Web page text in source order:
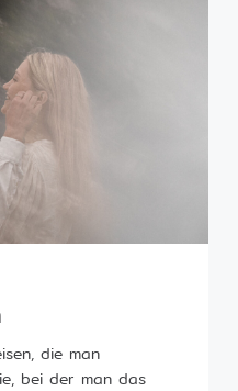
die man
bei der man das